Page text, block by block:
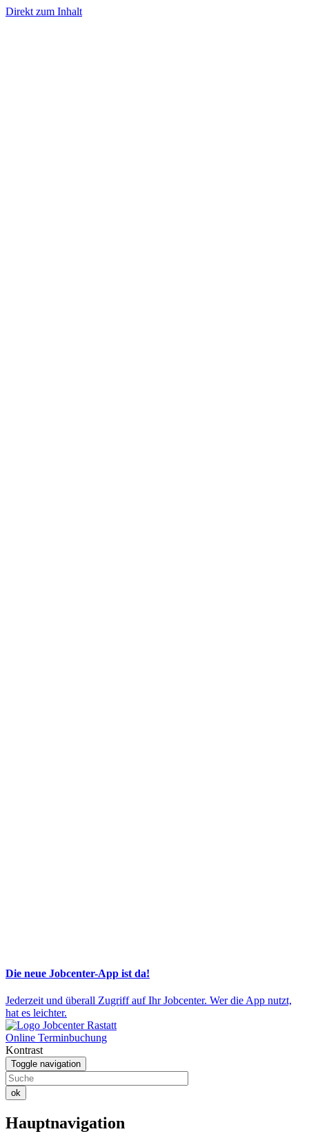
Direkt zum Inhalt
Die neue Jobcenter-App ist da!
Jederzeit und überall Zugriff auf Ihr Jobcenter. Wer die App nutzt,
hat es leichter.
Online Terminbuchung
Kontrast
Toggle navigation
ok
Hauptnavigation